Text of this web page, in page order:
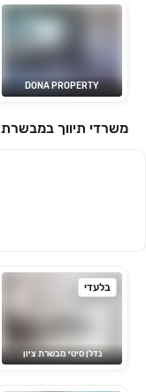
DONA PROPERTY
משרדי תיווך במבשרת
בלעדי
נדלן סיטי מבשרת ציון